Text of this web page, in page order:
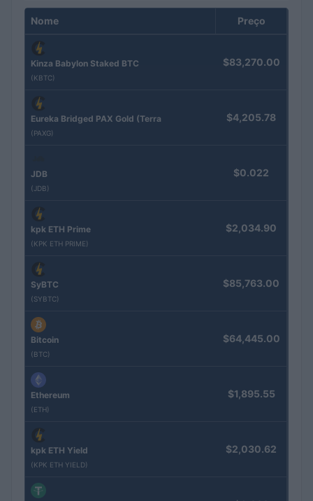
Nome Preço
Kinza Babylon Staked BTC
(KBTC)
$83,270.00
Eureka Bridged PAX Gold (Terra
(PAXG)
$4,205.78
JDB
(JDB)
$0.022
kpk ETH Prime
(KPK ETH PRIME)
$2,034.90
SyBTC
(SYBTC)
$85,763.00
Bitcoin
(BTC)
$64,445.00
Ethereum
(ETH)
$1,895.55
kpk ETH Yield
(KPK ETH YIELD)
$2,030.62